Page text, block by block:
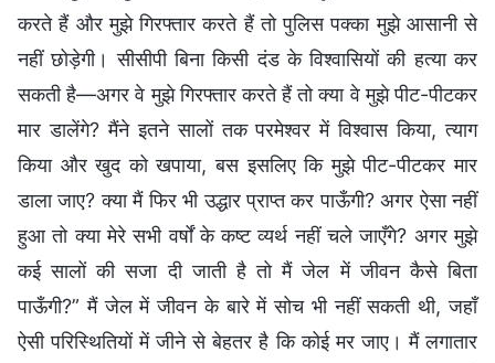
करते हैं और मुझे गिरफ्तार करते हैं तो पुलिस पक्का मुझे आसानी से
नहीं छोड़ेगी। सीसीपी बिना किसी दंड के विश्वासियों की हत्या कर
सकती है—अगर वे मुझे गिरफ्तार करते हैं तो क्या वे मुझे पीट-पीटकर
मार डालेंगे? मैंने इतने सालों तक परमेश्वर में विश्वास किया, त्याग
किया और खुद को खपाया, बस इसलिए कि मुझे पीट-पीटकर मार
डाला जाए? क्या मैं फिर भी उद्धार प्राप्त कर पाऊँगी? अगर ऐसा नहीं
हुआ तो क्या मेरे सभी वर्षों के कष्ट व्यर्थ नहीं चले जाएँगे? अगर मुझे
कई सालों की सजा दी जाती है तो मैं जेल में जीवन कैसे बिता
पाऊँगी?” मैं जेल में जीवन के बारे में सोच भी नहीं सकती थी, जहाँ
ऐसी परिस्थितियों में जीने से बेहतर है कि कोई मर जाए। मैं लगातार